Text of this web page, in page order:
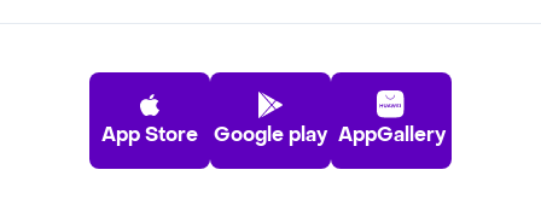
App Store Google play AppGallery